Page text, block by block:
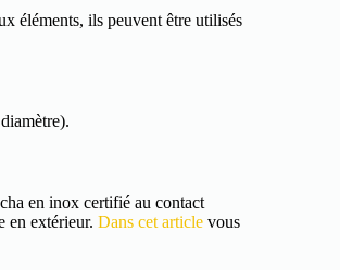
éléments, ils peuvent être utilisés
en inox certifié au contact
en extérieur. Dans cet article vous